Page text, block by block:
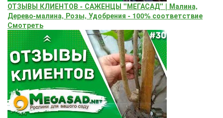
ОТЗЫВЫ КЛИЕНТОВ - САЖЕНЦЫ "МЕГАСАД" | Малина,
Дерево-малина, Розы, Удобрения - 100% соответствие
Смотреть